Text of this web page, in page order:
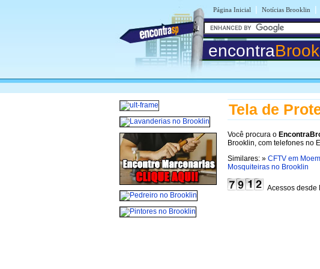
Página Inicial | Notícias Brooklin |
encontra
Tela de
Você procura o
Brooklin, com telefones no
Similares: » CFTV em
Mosquiteiras no Brooklin
Acessos desde